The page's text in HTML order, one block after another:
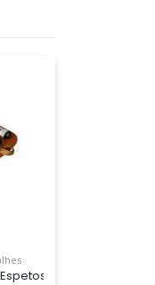
Interna Do Estojo
Parte Interna Do Estojo
Durabilidade E
Faca, Garfo
Em Aço Inox
Para Churrasco,